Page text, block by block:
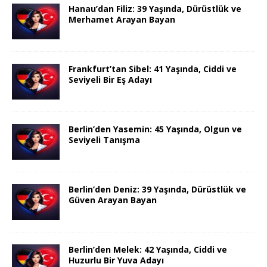
Hanau’dan Filiz: 39 Yaşında, Dürüstlük ve
Merhamet Arayan Bayan
Frankfurt’tan Sibel: 41 Yaşında, Ciddi ve
Seviyeli Bir Eş Adayı
Berlin’den Yasemin: 45 Yaşında, Olgun ve
Seviyeli Tanışma
Berlin’den Deniz: 39 Yaşında, Dürüstlük ve
Güven Arayan Bayan
Berlin’den Melek: 42 Yaşında, Ciddi ve
Huzurlu Bir Yuva Adayı